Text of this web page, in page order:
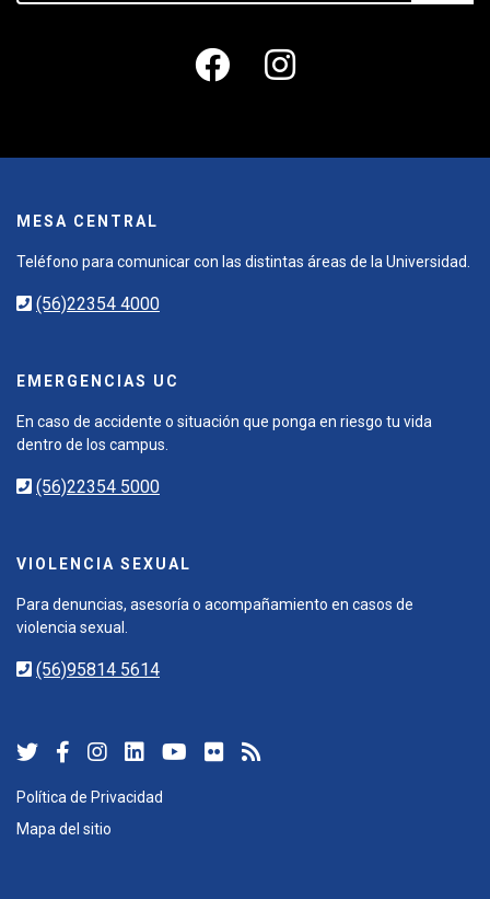
MESA CENTRAL
Teléfono para comunicar con las distintas áreas de la Universidad.
(56)22354 4000
EMERGENCIAS UC
En caso de accidente o situación que ponga en riesgo tu vida
dentro de los campus.
(56)22354 5000
VIOLENCIA SEXUAL
Para denuncias, asesoría o acompañamiento en casos de
violencia sexual.
(56)95814 5614
Política de Privacidad
Mapa del sitio